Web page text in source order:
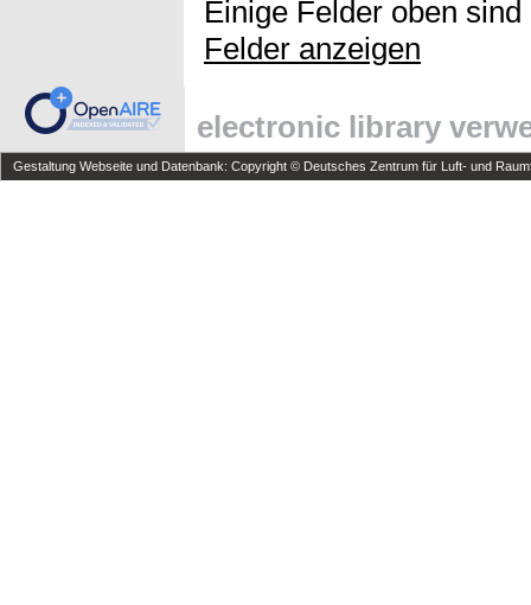
Einige Felder oben
Felder anzeigen
electronic library
Gestaltung Webseite und Datenbank: Copyright © Deutsches Zentrum für Luft- und